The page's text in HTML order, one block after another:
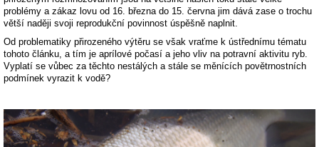
problémy a zákaz lovu od 16. března do 15. června jim dává zase o trochu
větší naději svoji reprodukční povinnost úspěšně naplnit.
Od problematiky přirozeného výtěru se však vraťme k ústřednímu tématu
tohoto článku, a tím je aprílové počasí a jeho vliv na potravní aktivitu ryb.
Vyplatí se vůbec za těchto nestálých a stále se měnících povětrnostních
podmínek vyrazit k vodě?